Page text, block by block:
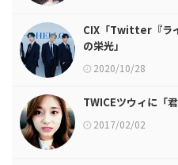
CIX「Twitter『ラ
の栄光」
2020/10/28
TWICEツウィに「
2017/02/02